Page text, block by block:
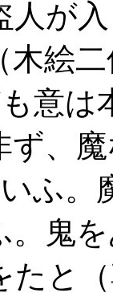
人が
絵
意は
ず、
ふ
。鬼
たと